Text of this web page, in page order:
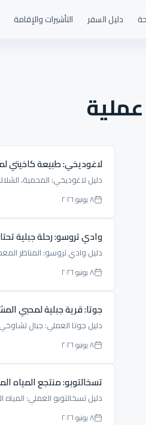
دليل السفر التأشيرات والإقامة
لاغوديخي: طبيعة كاخيتي
دليل لاغوديخي: المحمية،
٨ يونيو ٢٠٢٦
وادي تروسو: رحلة جبلية
دليل وادي تروسو: المناظر
٨ يونيو ٢٠٢٦
جوتا: قرية جبلية لمحبي
دليل جوتا العملي: جبال
٨ يونيو ٢٠٢٦
تسخالتوبو: منتجع المياه
دليل تسخالتوبو العملي:
٨ يونيو ٢٠٢٦